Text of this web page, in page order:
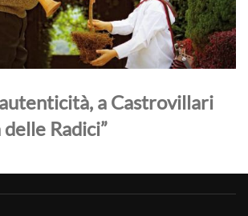
a Castrovillari
Radici”